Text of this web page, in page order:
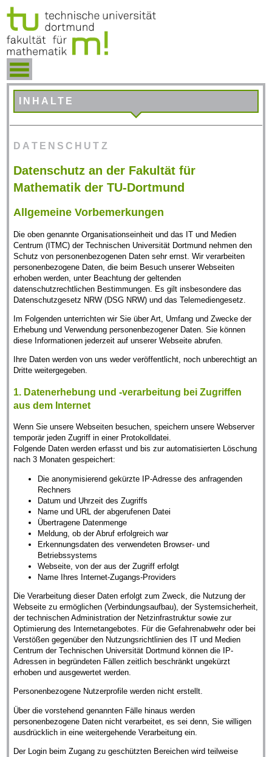
INHALTE
DATENSCHUTZ
Datenschutz an der Fakultät für
Mathematik der TU-Dortmund
Allgemeine Vorbemerkungen
Die oben genannte Organisationseinheit und das IT und Medien
Centrum (ITMC) der Technischen Universität Dortmund nehmen den
Schutz von personenbezogenen Daten sehr ernst. Wir verarbeiten
personenbezogene Daten, die beim Besuch unserer Webseiten
erhoben werden, unter Beachtung der geltenden
datenschutzrechtlichen Bestimmungen. Es gilt insbesondere das
Datenschutzgesetz NRW (DSG NRW) und das Telemediengesetz.
Im Folgenden unterrichten wir Sie über Art, Umfang und Zwecke der
Erhebung und Verwendung personenbezogener Daten. Sie können
diese Informationen jederzeit auf unserer Webseite abrufen.
Ihre Daten werden von uns weder veröffentlicht, noch unberechtigt an
Dritte weitergegeben.
1. Datenerhebung und -verarbeitung bei Zugriffen
aus dem Internet
Wenn Sie unsere Webseiten besuchen, speichern unsere Webserver
temporär jeden Zugriff in einer Protokolldatei.
Folgende Daten werden erfasst und bis zur automatisierten Löschung
nach 3 Monaten gespeichert:
Die anonymisierend gekürzte IP-Adresse des anfragenden
Rechners
Datum und Uhrzeit des Zugriffs
Name und URL der abgerufenen Datei
Übertragene Datenmenge
Meldung, ob der Abruf erfolgreich war
Erkennungsdaten des verwendeten Browser- und
Betriebssystems
Webseite, von der aus der Zugriff erfolgt
Name Ihres Internet-Zugangs-Providers
Die Verarbeitung dieser Daten erfolgt zum Zweck, die Nutzung der
Webseite zu ermöglichen (Verbindungsaufbau), der Systemsicherheit,
der technischen Administration der Netzinfrastruktur sowie zur
Optimierung des Internetangebotes. Für die Gefahrenabwehr oder bei
Verstößen gegenüber den Nutzungsrichtlinien des IT und Medien
Centrum der Technischen Universität Dortmund können die IP-
Adressen in begründeten Fällen zeitlich beschränkt ungekürzt
erhoben und ausgewertet werden.
Personenbezogene Nutzerprofile werden nicht erstellt.
Über die vorstehend genannten Fälle hinaus werden
personenbezogene Daten nicht verarbeitet, es sei denn, Sie willigen
ausdrücklich in eine weitergehende Verarbeitung ein.
Der Login beim Zugang zu geschützten Bereichen wird teilweise